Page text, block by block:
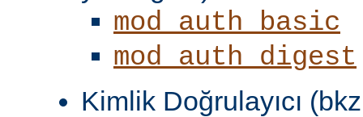
mod_auth_basic
mod_auth_digest
Kimlik Doğrulayıcı